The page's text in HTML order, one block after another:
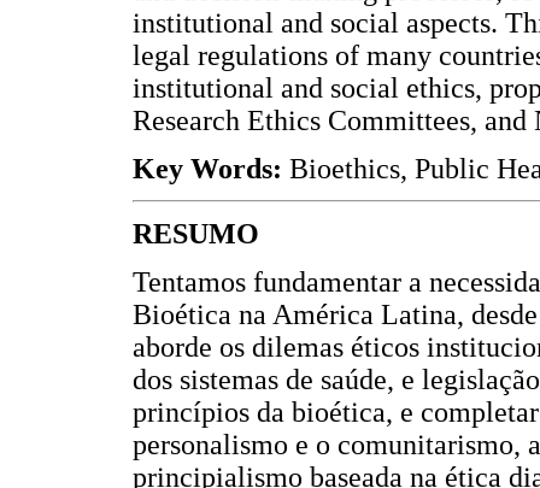
institutional and social aspects.
legal regulations of many
institutional and social ethics,
Research Ethics Committees,
Key Words: Bioethics, Public
RESUMO
Tentamos fundamentar a
Bioética na América Latina,
aborde os dilemas éticos
dos sistemas de saúde, e
princípios da bioética, e
personalismo e o comunitarismo,
principialismo baseada na ética